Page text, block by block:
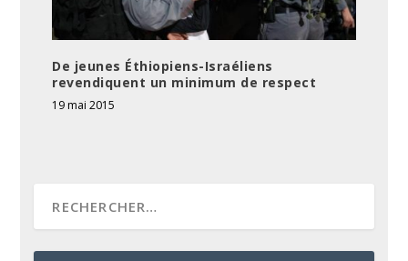
De jeunes Éthiopiens-Israéliens
revendiquent un minimum de respect
19 mai 2015